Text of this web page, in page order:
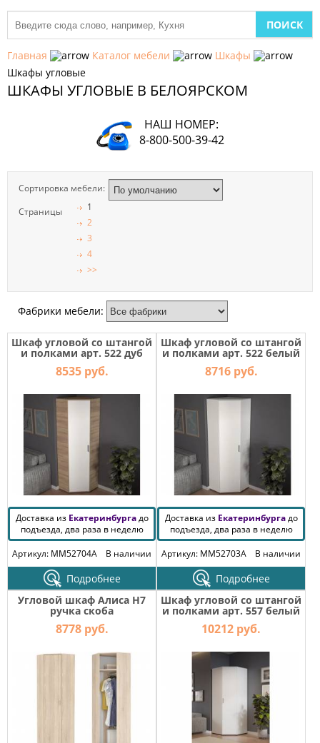
Главная Каталог мебели
Шкафы
Шкафы угловые
ШКАФЫ УГЛОВЫЕ В БЕЛОЯРСКОМ
НАШ НОМЕР:
8-800-500-39-42
Сортировка мебели:
Страницы
1
2
3
4
>>
Фабрики мебели:
Шкаф угловой со штангой
и полками арт. 522 дуб
сонома/белый
8535 руб.
Доставка из Екатеринбургадо
подъезда, два раза в неделю
Артикул: MM52704A
В наличии
Подробнее
Шкаф угловой со штангой
и полками арт. 522 белый
8716 руб.
Доставка из Екатеринбургадо
подъезда, два раза в неделю
Артикул: MM52703A
В наличии
Подробнее
Угловой шкаф Алиса H7
ручка скоба
8778 руб.
Шкаф угловой со штангой
и полками арт. 557 белый
10212 руб.
МЕБЕЛЬ
КУХНИ
ДЕТСКАЯ
ШКАФЫ
МЕБЕЛЬ
ГОСТИНОЙ
ДЛЯ
ПРИХОЖЕЙ
СТОЛЫ
ОФИСНАЯ
МЕБЕЛЬ
МАТРАСЫ
МЕБЕЛЬ
ДЛЯ
ВАННОЙ
МЕБЕЛЬ-
ТРАНСФОРМЕР
МЕБЕЛЬ
ЖУРНАЛЬНЫЕ